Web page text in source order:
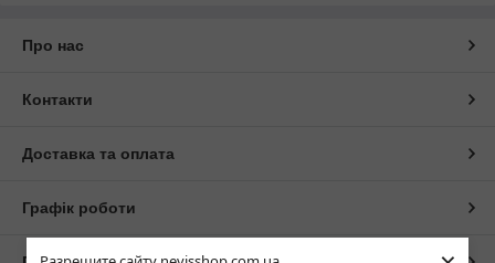
Про нас
Контакти
Доставка та оплата
Графік роботи